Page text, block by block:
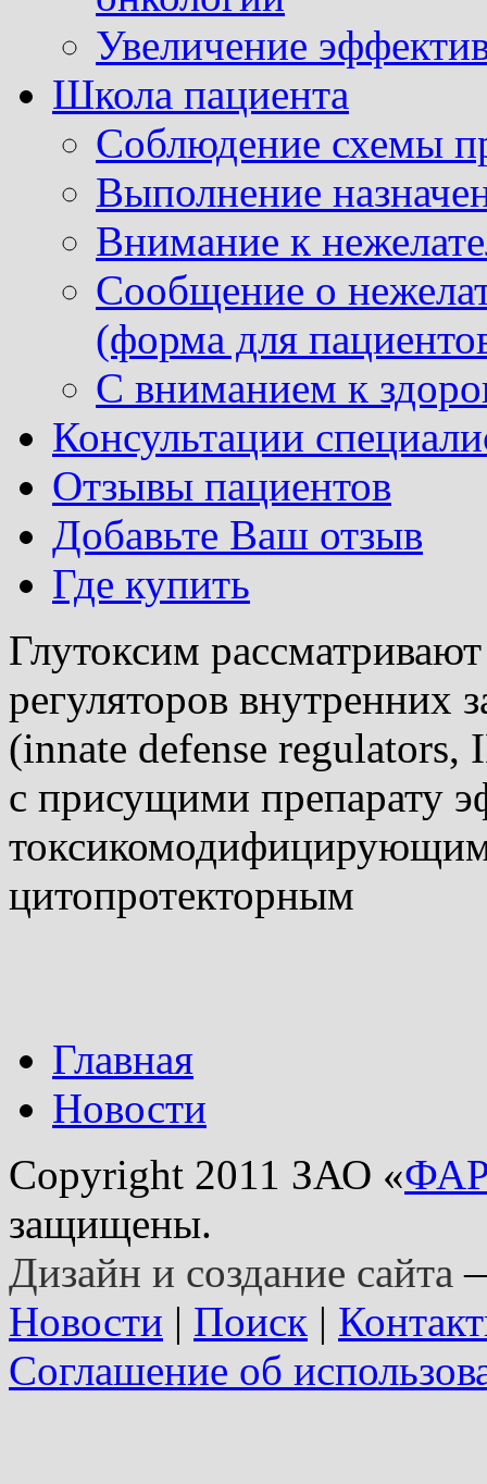
Увеличение
Школа пациента
Соблюдение схемы
Выполнение
Внимание к
Сообщение о
(форма для
С вниманием к
Консультации
Отзывы пациентов
Добавьте Ваш отзыв
Где купить
Глутоксим
регуляторов внутренних
(innate defense regulators,
с присущими препарату
цитопротекторным
Главная
Новости
Copyright 2011 ЗАО «
защищены.
Дизайн и создание сайта
Новости | Поиск |
Соглашение об